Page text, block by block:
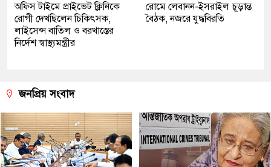
অফিস টাইমে প্রাইভেট ক্লিনিকে
রোগী দেখছিলেন চিকিৎসক,
লাইসেন্স বাতিল ও বরখাস্তের
নির্দেশ স্বাস্থ্যমন্ত্রীর
রোমে লেবানন-ইসরাইল চূড়ান্ত
বৈঠক, নজরে যুদ্ধবিরতি
জনপ্রিয় সংবাদ